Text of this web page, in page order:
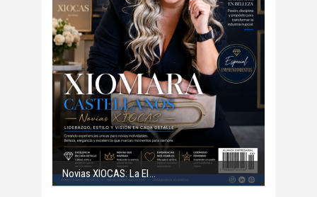
Novias XIOCAS: La El